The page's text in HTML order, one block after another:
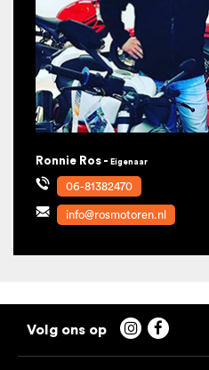
Ronnie Ros - Eigenaar
06-81382470
info@rosmotoren.nl
 